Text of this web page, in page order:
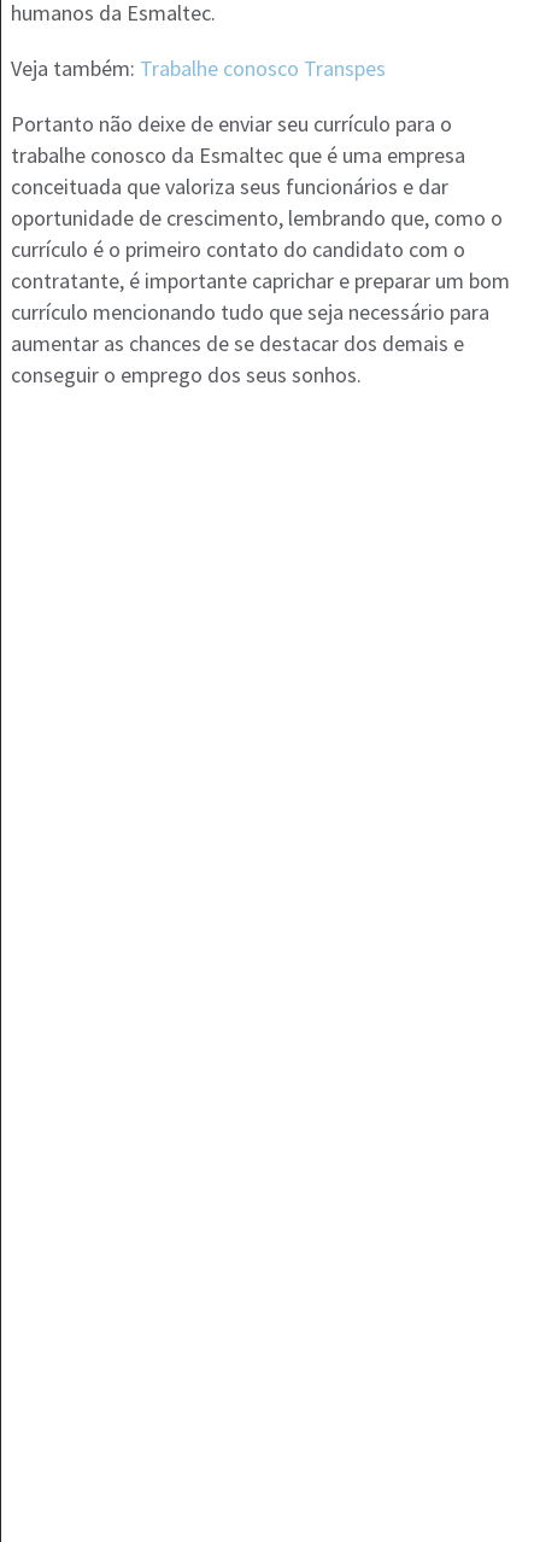
humanos da Esmaltec.
Veja também: Trabalhe conosco Transpes
Portanto não deixe de enviar seu currículo para o
trabalhe conosco da Esmaltec que é uma empresa
conceituada que valoriza seus funcionários e dar
oportunidade de crescimento, lembrando que, como o
currículo é o primeiro contato do candidato com o
contratante, é importante caprichar e preparar um bom
currículo mencionando tudo que seja necessário para
aumentar as chances de se destacar dos demais e
conseguir o emprego dos seus sonhos.